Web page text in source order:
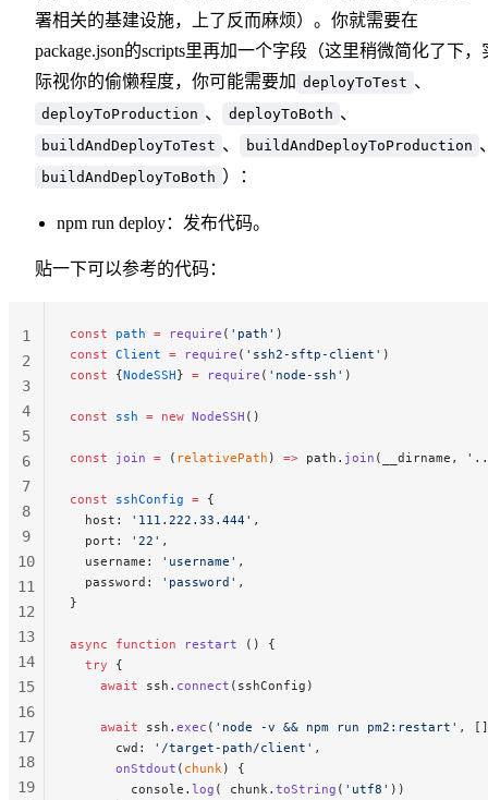
署相关的基建设施，上了反而麻烦）。你就需要在
package.json的scripts里再加一个字段（这里稍微简化了下，
际视你的偷懒程度，你可能需要加 deployToTest 、
deployToProduction 、 deployToBoth 、
buildAndDeployToTest 、 buildAndDeployToProduction
buildAndDeployToBoth ）：
npm run deploy：发布代码。
贴一下可以参考的代码：
const path = require ( 'path' )
const Client = require ( 'ssh2-sftp-client' )
const {NodeSSH} = require ( 'node-ssh' )
const ssh = new NodeSSH ()
const join = ( relativePath ) => path. join (__dirname,
const sshConfig = {
  host:
'111.222.33.444' ,
  port:
'22' ,
  username:
'username' ,
  password:
'password' ,
}
async function restart () {
  try
{
    await
ssh. connect (sshConfig)
    await
ssh. exec ( 'node -v && npm run pm2:restart' ,
      cwd:
'/target-path/client' ,
      onStdout
( chunk ) {
        console.
log ( chunk. toString ( 'utf8' ))
1
2
3
4
5
6
7
8
9
10
11
12
13
14
15
16
17
18
19